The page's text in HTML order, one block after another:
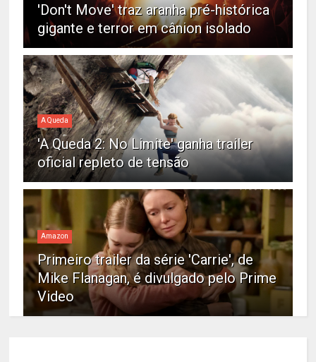
'Don't Move' traz aranha pré-histórica
gigante e terror em cânion isolado
A Queda
'A Queda 2: No Limite' ganha trailer
oficial repleto de tensão
Amazon
Primeiro trailer da série 'Carrie', de
Mike Flanagan, é divulgado pelo Prime
Video